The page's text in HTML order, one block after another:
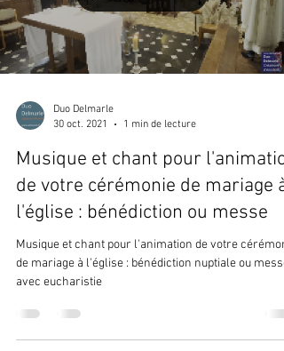
Duo Delmarle
30 oct. 2021
1 min de lecture
Musique et chant pour
de votre cérémonie de mariage à
l'église : bénédiction ou messe
Musique et chant pour l'animation de votre
de mariage à l'église : bénédiction nuptiale ou messe
avec eucharistie